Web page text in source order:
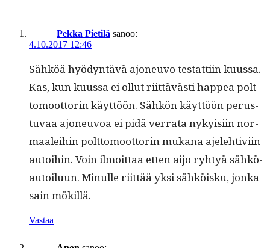
Pekka Pietilä sanoo:
4.10.2017 12:46
Sähköä hyö­dyn­tävä ajoneu­vo tes­tat­ti­in kuus­sa.
Kas, kun kuus­sa ei ollut riit­tävästi hap­pea polt­
to­moot­torin käyt­töön. Sähkön käyt­töön perus­
tu­vaa ajoneu­voa ei pidä ver­ra­ta nyky­isi­in nor­
maalei­hin polt­to­moot­torin mukana ajele­htivi­in
autoi­hin. Voin ilmoit­taa etten aijo ryhtyä sähkö-
autoilu­un. Min­ulle riit­tää yksi sähköisku, jon­ka
sain mökillä.
Vastaa